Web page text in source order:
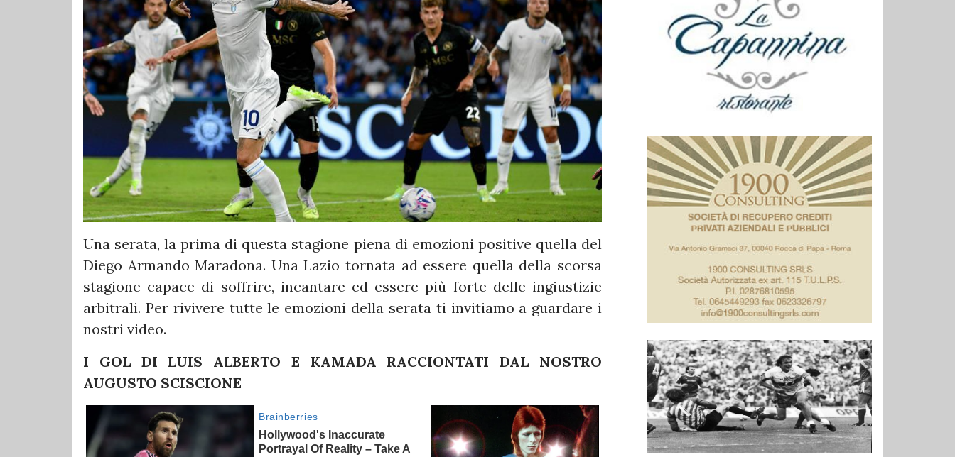
Una serata, la prima di questa stagione piena di emozioni positive quella del
Diego Armando Maradona. Una Lazio tornata ad essere quella della scorsa
stagione capace di soffrire, incantare ed essere più forte delle ingiustizie
arbitrali. Per rivivere tutte le emozioni della serata ti invitiamo a guardare i
nostri video.
I GOL DI LUIS ALBERTO E KAMADA RACCIONTATI DAL NOSTRO
AUGUSTO SCISCIONE